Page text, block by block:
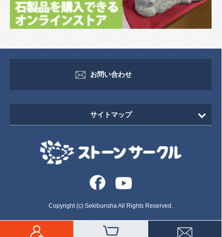
お問い合わせ
サイトマップ
HOME
新着情報
イベント・セミナー情報
いしずえ
Copyright (c) Sekibunsha All Rights Reserved.